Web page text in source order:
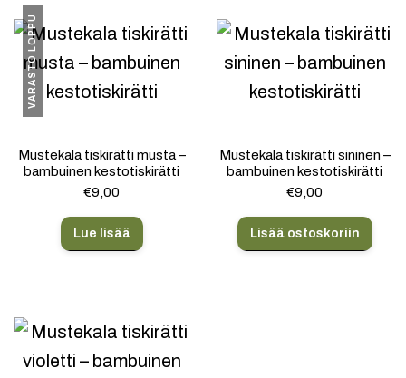
VARASTO LOPPU
Mustekala tiskirätti musta –
bambuinen kestotiskirätti
€9,00
Lue lisää
Mustekala tiskirätti sininen –
bambuinen kestotiskirätti
€9,00
Lisää ostoskoriin